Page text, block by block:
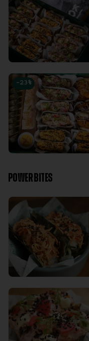
-23 %
POWER BITES